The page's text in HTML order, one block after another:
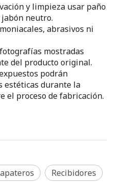
y limpieza usar paño
neutro.
abrasivos ni
mostradas
del producto original.
podrán
estéticas durante la
el proceso de fabricación.
Recibidores